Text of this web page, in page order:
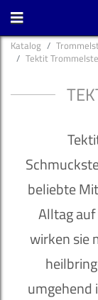
Katalog
Tektit
beliebte
Alltag
wirken sie
umgehend